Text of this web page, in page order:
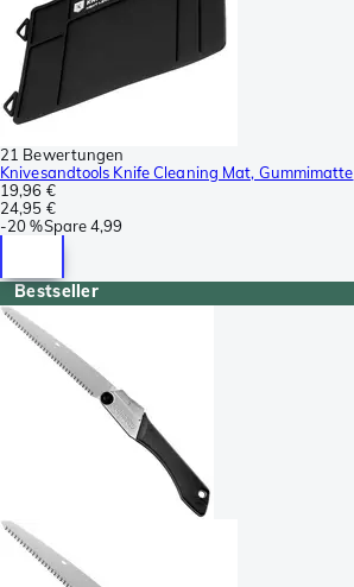
21 Bewertungen
Knivesandtools Knife Cleaning Mat, Gummimatte
19,96 €
24,95 €
-20 %Spare4,99
Bestseller